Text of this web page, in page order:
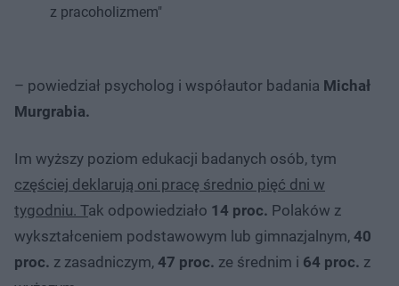
z pracoholizmem"
– powiedział psycholog i współautor badania Michał
Murgrabia.
Im wyższy poziom edukacji badanych osób, tym
częściej deklarują oni pracę średnio pięć dni w
tygodniu. Tak odpowiedziało 14 proc. Polaków z
wykształceniem podstawowym lub gimnazjalnym, 40
proc. z zasadniczym, 47 proc. ze średnim i 64 proc. z